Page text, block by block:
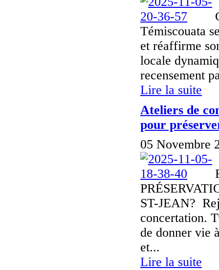
Témiscouata
et réaffirme
locale
recensement
Lire la suite
Ateliers de
pour
05 Novembre
ST-JEAN?
concertation.
de donner vie
et...
Lire la suite